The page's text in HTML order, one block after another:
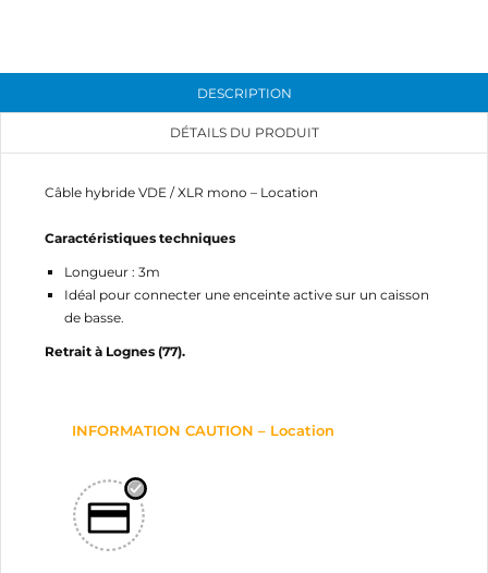
DESCRIPTION
DÉTAILS DU PRODUIT
Câble hybride VDE / XLR mono – Location
Caractéristiques techniques
Longueur : 3m
Idéal pour connecter une enceinte active sur un caisson
de basse.
Retrait à Lognes (77).
INFORMATION CAUTION – Location
MES LISTES
CRÉER UNE LISTE D'ENVIES
NOM DE LA LISTE D'ENVIES
Annuler
CONNEXION
Vous devez être connecté pour ajouter des produits